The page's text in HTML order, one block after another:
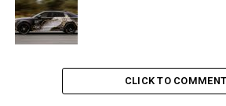
CLICK TO COMMENT